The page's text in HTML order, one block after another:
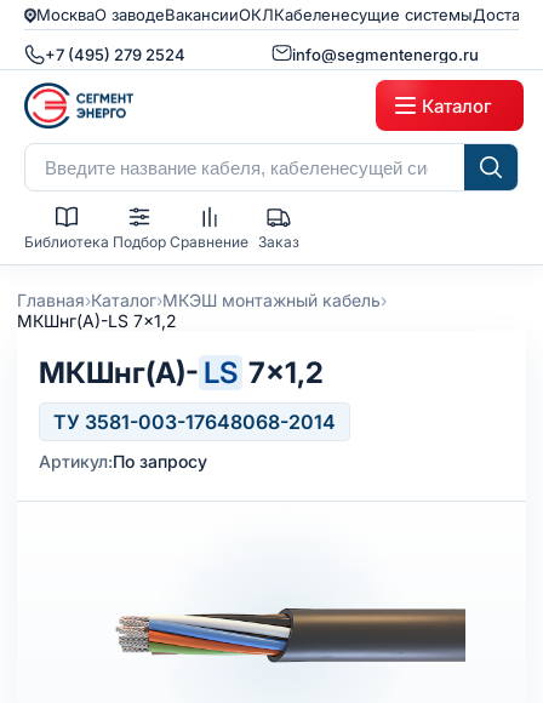
МоскваО заводеВакансииОКЛКабеленесущие системы
+7 (495) 279 2524 info@segmentenergo.ru
Каталог
Библиотека Подбор Сравнение Заказ
Главная›Каталог›МКЭШ монтажный кабель›
МКШнг(А)-LS 7x1,2
МКШнг(А)- LS 7×1,2
ТУ 3581-003-17648068-2014
Артикул:По запросу